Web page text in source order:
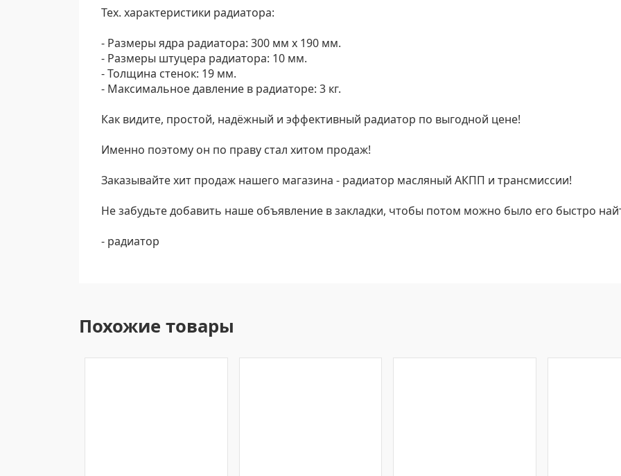
Тех. характеристики радиатора:
- Размеры ядра радиатора: 300 мм х 190 мм.
- Размеры штуцера радиатора: 10 мм.
- Толщина стенок: 19 мм.
- Максимальное давление в радиаторе: 3 кг.
Как видите, простой, надёжный и эффективный радиатор по выгодной цене!
Именно поэтому он по праву стал хитом продаж!
Заказывайте хит продаж нашего магазина - радиатор масляный АКПП и трансмиссии!
Не забудьте добавить наше объявление в закладки, чтобы потом можно было его быстро
- радиатор
Похожие товары